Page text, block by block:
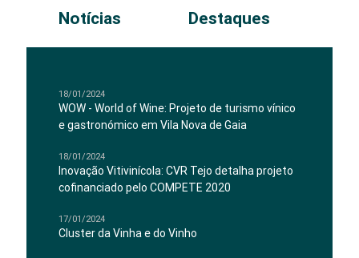
Notícias Destaques
18/01/2024
WOW - World of Wine: Projeto de turismo vínico
e gastronómico em Vila Nova de Gaia
18/01/2024
Inovação Vitivinícola: CVR Tejo detalha projeto
cofinanciado pelo COMPETE 2020
17/01/2024
Cluster da Vinha e do Vinho